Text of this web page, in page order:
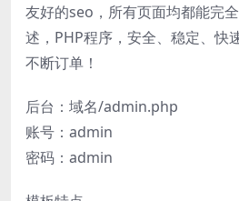
友好的seo，所有页面均都能完
述，PHP程序，安全、稳定、快
不断订单！
后台：域名/admin.php
账号：admin
密码：admin